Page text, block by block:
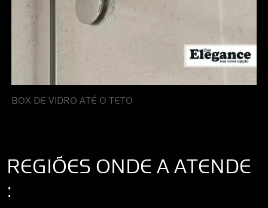
BOX DE VIDRO ATÉ O TETO
REGIÕES ONDE A ATENDE
: